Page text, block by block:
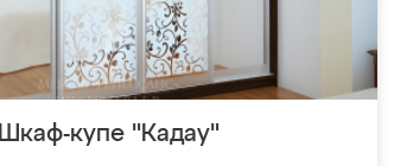
Шкаф-купе "Кадау"